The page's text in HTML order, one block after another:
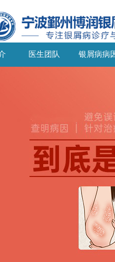
医生团队 银屑病病